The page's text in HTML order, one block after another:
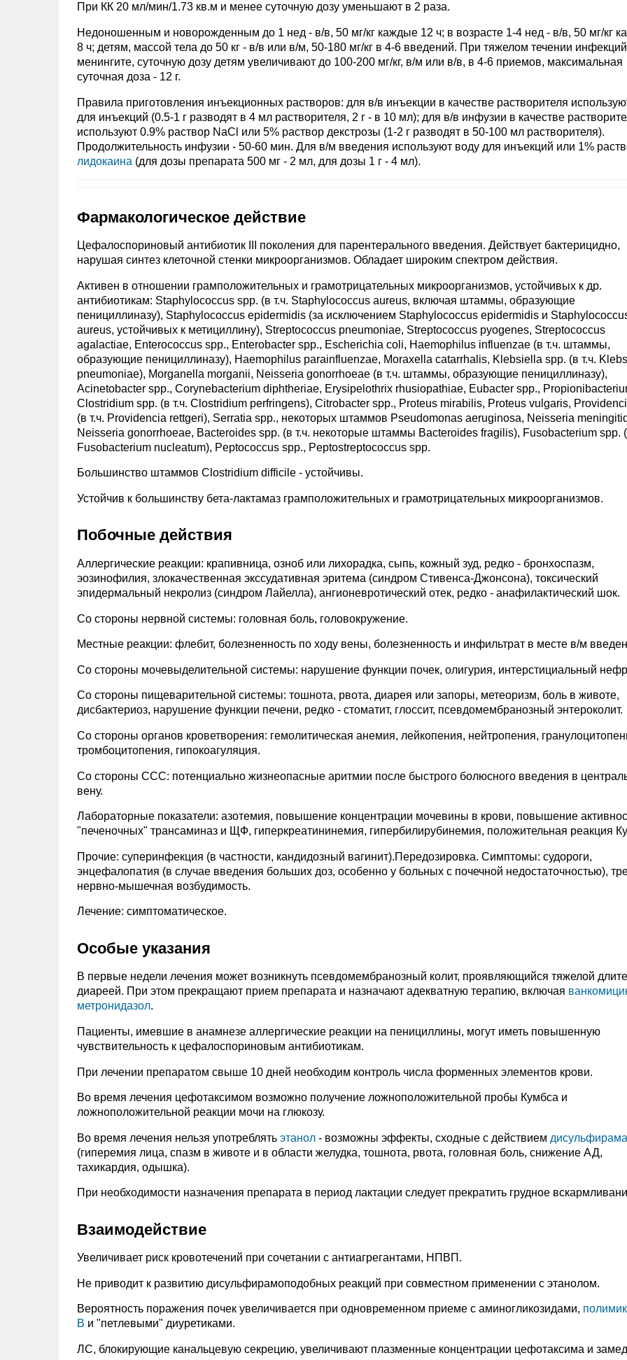
При КК 20 мл/мин/1.73 кв.м и менее суточную дозу уменьшают в 2 раза.
Недоношенным и новорожденным до 1 нед - в/в, 50 мг/кг каждые 12 ч; в возрасте 1-4 нед - в/в, 50 мг/кг
8 ч; детям, массой тела до 50 кг - в/в или в/м, 50-180 мг/кг в 4-6 введений. При тяжелом течении
менингите, суточную дозу детям увеличивают до 100-200 мг/кг, в/м или в/в, в 4-6 приемов, максимальная
суточная доза - 12 г.
Правила приготовления инъекционных растворов: для в/в инъекции в качестве растворителя
для инъекций (0.5-1 г разводят в 4 мл растворителя, 2 г - в 10 мл); для в/в инфузии в качестве
используют 0.9% раствор NaCl или 5% раствор декстрозы (1-2 г разводят в 50-100 мл растворителя).
Продолжительность инфузии - 50-60 мин. Для в/м введения используют воду для инъекций или 1%
лидокаина (для дозы препарата 500 мг - 2 мл, для дозы 1 г - 4 мл).
Фармакологическое действие
Цефалоспориновый антибиотик III поколения для парентерального введения. Действует бактерицидно,
нарушая синтез клеточной стенки микроорганизмов. Обладает широким спектром действия.
Активен в отношении грамположительных и грамотрицательных микроорганизмов, устойчивых к др.
антибиотикам: Staphylococcus spp. (в т.ч. Staphylococcus aureus, включая штаммы, образующие
пенициллиназу), Staphylococcus epidermidis (за исключением Staphylococcus epidermidis и
aureus, устойчивых к метициллину), Streptococcus pneumoniae, Streptococcus pyogenes, Streptococcus
agalactiae, Enterococcus spp., Enterobacter spp., Escherichia coli, Haemophilus influenzae (в т.ч. штаммы,
образующие пенициллиназу), Haemophilus parainfluenzae, Moraxella catarrhalis, Klebsiella spp. (в т.ч.
pneumoniae), Morganella morganii, Neisseria gonorrhoeae (в т.ч. штаммы, образующие пенициллиназу),
Acinetobacter spp., Corynebacterium diphtheriae, Erysipelothrix rhusiopathiae, Eubacter spp.,
Clostridium spp. (в т.ч. Clostridium perfringens), Citrobacter spp., Proteus mirabilis, Proteus vulgaris,
(в т.ч. Providencia rettgeri), Serratia spp., некоторых штаммов Pseudomonas aeruginosa, Neisseria
Neisseria gonorrhoeae, Bacteroides spp. (в т.ч. некоторые штаммы Bacteroides fragilis), Fusobacterium spp.
Fusobacterium nucleatum), Peptococcus spp., Peptostreptococcus spp.
Большинство штаммов Clostridium difficile - устойчивы.
Устойчив к большинству бета-лактамаз грамположительных и грамотрицательных микроорганизмов.
Побочные действия
Аллергические реакции: крапивница, озноб или лихорадка, сыпь, кожный зуд, редко - бронхоспазм,
эозинофилия, злокачественная экссудативная эритема (синдром Стивенса-Джонсона), токсический
эпидермальный некролиз (синдром Лайелла), ангионевротический отек, редко - анафилактический шок.
Со стороны нервной системы: головная боль, головокружение.
Местные реакции: флебит, болезненность по ходу вены, болезненность и инфильтрат в месте в/м
Со стороны мочевыделительной системы: нарушение функции почек, олигурия, интерстициальный
Со стороны пищеварительной системы: тошнота, рвота, диарея или запоры, метеоризм, боль в животе,
дисбактериоз, нарушение функции печени, редко - стоматит, глоссит, псевдомембранозный энтероколит.
Со стороны органов кроветворения: гемолитическая анемия, лейкопения, нейтропения,
тромбоцитопения, гипокоагуляция.
Со стороны ССС: потенциально жизнеопасные аритмии после быстрого болюсного введения в
вену.
Лабораторные показатели: азотемия, повышение концентрации мочевины в крови, повышение
"печеночных" трансаминаз и ЩФ, гиперкреатининемия, гипербилирубинемия, положительная реакция
Прочие: суперинфекция (в частности, кандидозный вагинит).Передозировка. Симптомы: судороги,
энцефалопатия (в случае введения больших доз, особенно у больных с почечной недостаточностью),
нервно-мышечная возбудимость.
Лечение: симптоматическое.
Особые указания
В первые недели лечения может возникнуть псевдомембранозный колит, проявляющийся тяжелой
диареей. При этом прекращают прием препарата и назначают адекватную терапию, включая
метронидазол.
Пациенты, имевшие в анамнезе аллергические реакции на пенициллины, могут иметь повышенную
чувствительность к цефалоспориновым антибиотикам.
При лечении препаратом свыше 10 дней необходим контроль числа форменных элементов крови.
Во время лечения цефотаксимом возможно получение ложноположительной пробы Кумбса и
ложноположительной реакции мочи на глюкозу.
Во время лечения нельзя употреблять этанол - возможны эффекты, сходные с действием дисульфирама
(гиперемия лица, спазм в животе и в области желудка, тошнота, рвота, головная боль, снижение АД,
тахикардия, одышка).
При необходимости назначения препарата в период лактации следует прекратить грудное
Взаимодействие
Увеличивает риск кровотечений при сочетании с антиагрегантами, НПВП.
Не приводит к развитию дисульфирамоподобных реакций при совместном применении с этанолом.
Вероятность поражения почек увеличивается при одновременном приеме с аминогликозидами,
B и "петлевыми" диуретиками.
ЛС, блокирующие канальцевую секрецию, увеличивают плазменные концентрации цефотаксима и